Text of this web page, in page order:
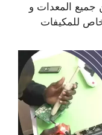
جميع المعدات و
خاص للمكيفات